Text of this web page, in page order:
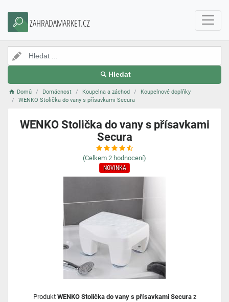
ZAHRADAMARKET.CZ
Hledat
Domů Domácnost Koupelna a záchod
Koupelnové doplňky
WENKO Stolička do vany s přísavkami Secura
WENKO Stolička do vany s přísavkami
Secura
(Celkem 2 hodnocení)
NOVINKA
Produkt WENKO Stolička do vany s přísavkami Securaz